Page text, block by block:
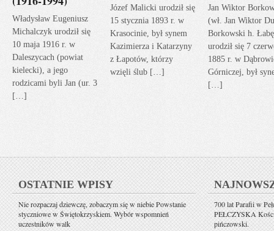
Władysław Eugeniusz
Michalczyk urodził się
10 maja 1916 r. w
Daleszycach (powiat
kielecki), a jego
rodzicami byli Jan (ur. 3
[…]
Józef Malicki urodził się
15 stycznia 1893 r. w
Krasocinie, był synem
Kazimierza i Katarzyny
z Łapotów, którzy
wzięli ślub […]
Jan Wiktor
(wł. Jan Wiktor
Borkowski h.
urodził się 7
1885 r. w
Górniczej, był
[…]
OSTATNIE WPISY
Nie rozpaczaj dziewczę, zobaczym się w niebie Powstanie
styczniowe w Świętokrzyskiem. Wybór wspomnień
uczestników walk
700 lat Parafii w
PEŁCZYSKA
pińczowski.